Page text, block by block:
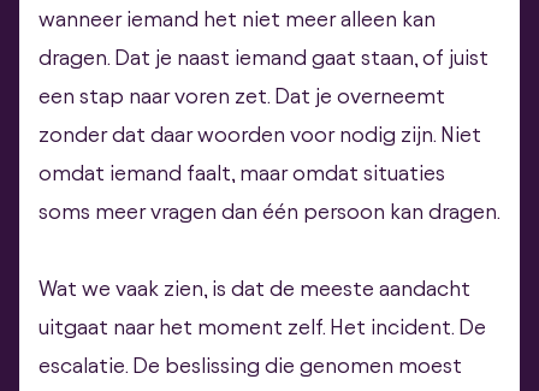
wanneer iemand het niet meer alleen kan
dragen. Dat je naast iemand gaat staan, of juist
een stap naar voren zet. Dat je overneemt
zonder dat daar woorden voor nodig zijn. Niet
omdat iemand faalt, maar omdat situaties
soms meer vragen dan één persoon kan dragen.
Wat we vaak zien, is dat de meeste aandacht
uitgaat naar het moment zelf. Het incident. De
escalatie. De beslissing die genomen moest